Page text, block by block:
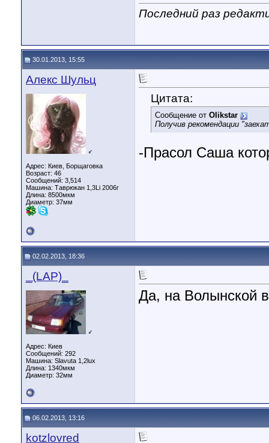
Последний раз
30.01.2013, 15:55
Алекс Шульц
♂
Адрес: Киев, Борщаговка
Возраст: 46
Сообщений: 3,514
Машина: Таврюкан 1,3Li 2006г
Длина: 8500мкм
Диаметр: 37мм
Цитата:
Сообщение от Olikstar
Получив рекомендации
-Прасол Саша
02.02.2013, 18:36
_(LAP)_
♂
Адрес: Киев
Сообщений: 292
Машина: Slavuta 1,2lux
Длина: 1340мкм
Диаметр: 32мм
Да, на Волынской
06.02.2013, 13:16
kotzlovred